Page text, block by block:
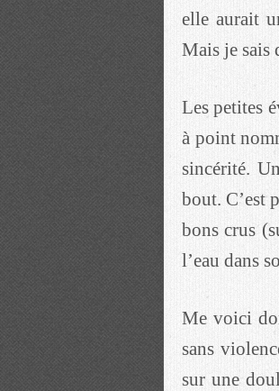
elle aurait
Mais je sais
Les petites
à point
sincérité.
bout. C’est
bons crus
l’eau dans
Me voici
sans
sur une